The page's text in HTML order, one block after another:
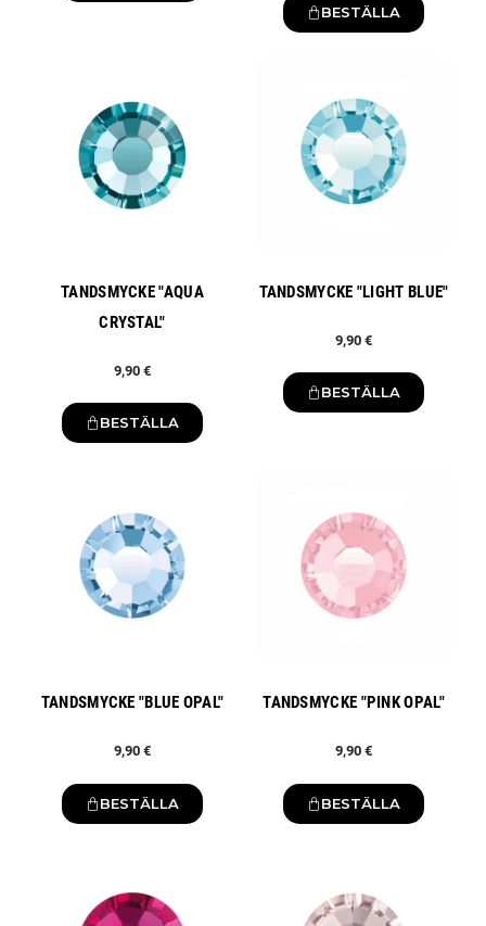
BESTÄLLA
TANDSMYCKE "AQUA
CRYSTAL"
9,90 €
BESTÄLLA
TANDSMYCKE "LIGHT BLUE"
9,90 €
BESTÄLLA
TANDSMYCKE "BLUE OPAL"
9,90 €
BESTÄLLA
TANDSMYCKE "PINK OPAL"
9,90 €
BESTÄLLA